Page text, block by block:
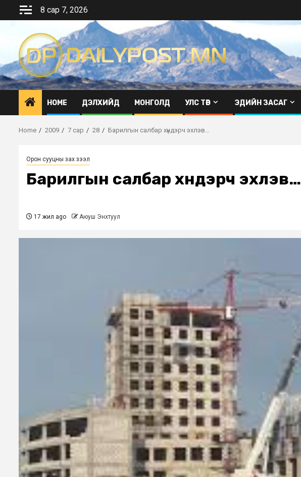
8 сар 7, 2026
HOME ДЭЛХИЙД МОНГОЛД УЛС ТӨР ЭДИЙН ЗАСАГ
Home 2009 7 сар 28 Барилгын салбар хүндэрч эхлэв…
Орон сууцны зах зээл
Барилгын салбар хүндэрч эхлэв…
17 жил ago Аюуш Энхтуул